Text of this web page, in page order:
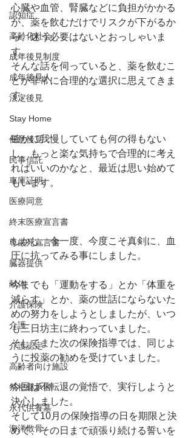
認知症
高齢化社会
成年後見制度
成年後見人
法定後見
Stay Home
任意後見
民事信託
車庫証明
医療同意
終末医療宣言書
尊厳死宣言書
臓器提供
献体
介護保険
介護
介護認定
高齢者向け施設
祭祀継承者
永代供養墓
海洋散骨
心臓や血管、腎臓などに負担がかかる
が、薬を飲むだけでリスクが下がるか
ら、迷う必要はないとおっしゃいま
す。
そんな話を伺っていると、薬を飲むこ
とが非常に合理的な選択に思えてきま
す。
確かに我慢していても何の得もない
し、もっと楽な気持ちで合理的に考え
ればいいのかなと、最近は思い始めて
もいます。
しかし、今一度、今度こそ真剣に、血
圧に抗ってみる事にしました。
今までも「運動をする」とか「体重を
減らす」とか、薬の世話にならないた
めの努力をしようとしましたが、いつ
も三日坊主に終わっていました。
そしてまた次の保険指導では、同じよ
うに投薬の勧めを受けていました。
今回は不転退の覚悟で、実行しようと
決心しました。
そして10月の保険指導の日を期限と決
めて、その日まで頑張り続ける誓いを